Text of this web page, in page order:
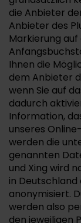
die Anbieter
Anbieter des
Markierung
Ihnen die
dem Anbieter
wenn Sie auf
dadurch
Information,
unseres
werden die
genannten
und Xing wird
in
anonymisiert.
werden also
den jeweiligen